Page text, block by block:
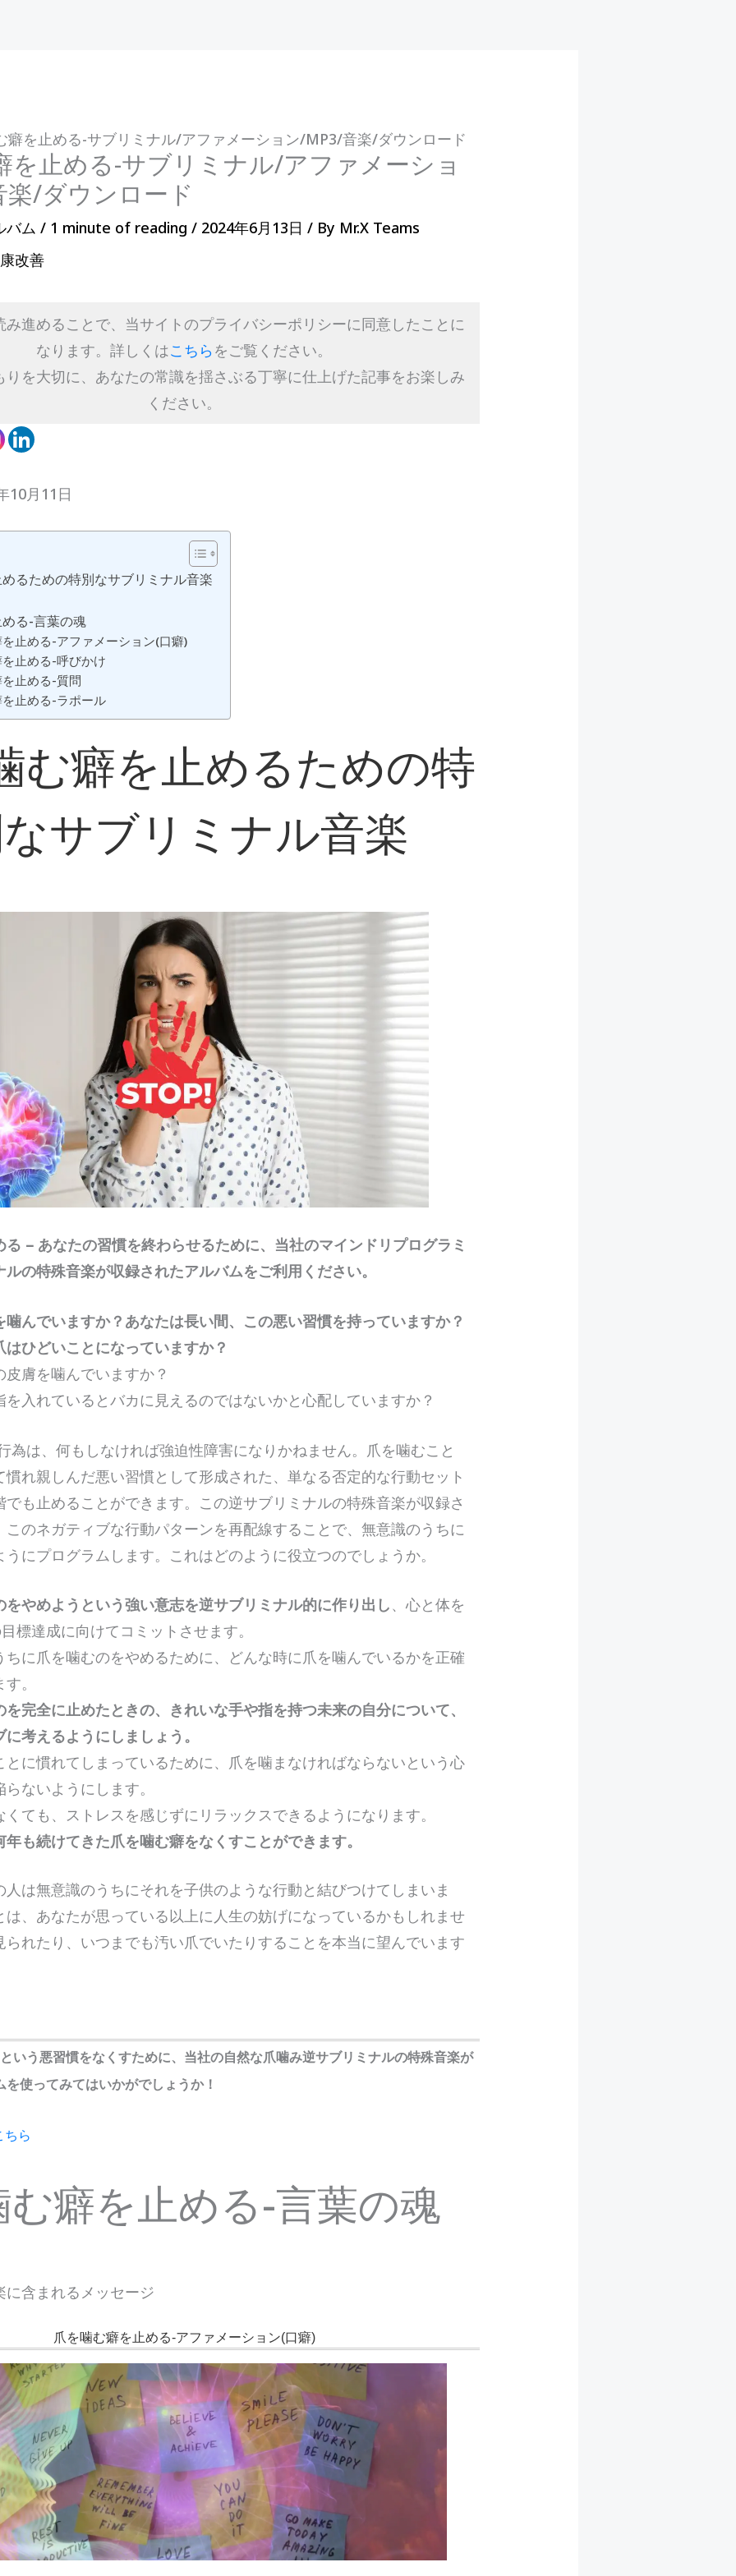
癖を止める-サブリミナル/アファメーション/MP3/音楽/ダウンロード
を止める-サブリミナル/アファメーショ
/ダウンロード
バム / 1 minute of reading / 2024年6月13日/ By Mr.X Teams
改善
み進めることで、当サイトのプライバシーポリシーに同意したことに
なります。詳しくはこちら をご覧ください。
りを大切に、あなたの常識を揺さぶる丁寧に仕上げた記事をお楽しみ
ください。
10月11日
るための特別なサブリミナル音楽
る-言葉の魂
止める-アファメーション(口癖)
止める-呼びかけ
止める-質問
止める-ラポール
む癖を止めるための特
サブリミナル音楽
– あなたの習慣を終わらせるために、当社のマインドリプログラミ
の特殊音楽が収録されたアルバムをご利用ください。
噛んでいますか？あなたは長い間、この悪い習慣を持っていますか？
はひどいことになっていますか？
皮膚を噛んでいますか？
を入れているとバカに見えるのではないかと心配していますか？
為は、何もしなければ強迫性障害になりかねません。爪を噛むこと
れ親しんだ悪い習慣として形成された、単なる否定的な行動セット
も止めることができます。この逆サブリミナルの特殊音楽が収録さ
このネガティブな行動パターンを再配線することで、無意識のうちに
にプログラムします。これはどのように役立つのでしょうか。
をやめようという強い意志を逆サブリミナル的に作り出し、心と体を
標達成に向けてコミットさせます。
ちに爪を噛むのをやめるために、どんな時に爪を噛んでいるかを正確
。
を完全に止めたときの、きれいな手や指を持つ未来の自分について、
考えるようにしましょう。
とに慣れてしまっているために、爪を噛まなければならないという心
ないようにします。
くても、ストレスを感じずにリラックスできるようになります。
年も続けてきた爪を噛む癖をなくすことができます。
は無意識のうちにそれを子供のような行動と結びつけてしまいま
は、あなたが思っている以上に人生の妨げになっているかもしれませ
られたり、いつまでも汚い爪でいたりすることを本当に望んでいます
いう悪習慣をなくすために、当社の自然な爪噛み逆サブリミナルの特殊音楽が
使ってみてはいかがでしょうか！
ちら
癖を止める-言葉の魂
に含まれるメッセージ
爪を噛む癖を止める-アファメーション(口癖)